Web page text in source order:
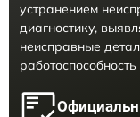
устранением
диагностику,
неисправные